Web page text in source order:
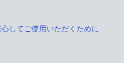
してご使用いただくために